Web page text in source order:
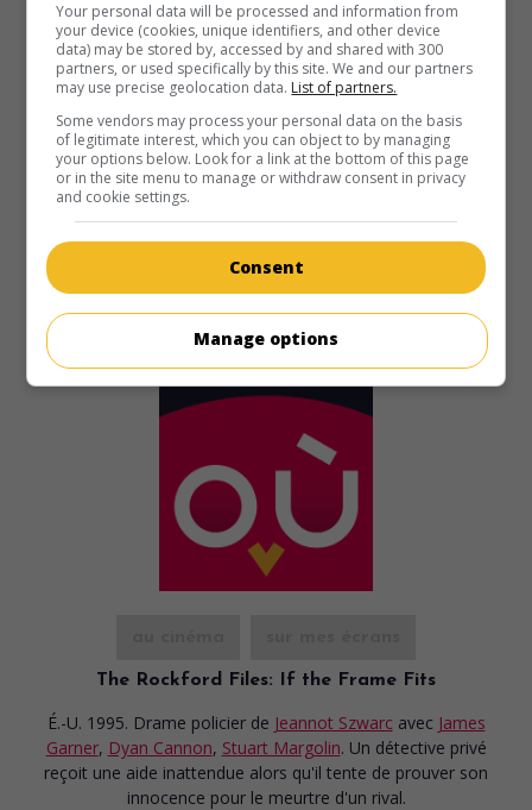
The Rockford Files: Punishment and Crime
É.-U. 1995. Drame policierde David Chase avec
pour le cousin d'une ancienne petite amie, un détective a
des problèmes avec la mafia russe.
Durée: 120 min.
The Rockford Files: If the Frame Fits
É.-U. 1995. Drame policier de Jeannot Szwarc avec James
Garner, Dyan Cannon, Stuart Margolin. Un détective privé
reçoit une aide inattendue alors qu'il tente de prouver son
innocence pour le meurtre d'un rival.
Your personal data will be processed and information from
your device (cookies, unique identifiers, and other device
data) may be stored by, accessed by and shared with 300
partners, or used specifically by this site. We and our partners
may use precise geolocation data. List of partners.
Some vendors may process your personal data on the basis
of legitimate interest, which you can object to by managing
your options below. Look for a link at the bottom of this page
or in the site menu to manage or withdraw consent in privacy
and cookie settings.
Consent
Manage options